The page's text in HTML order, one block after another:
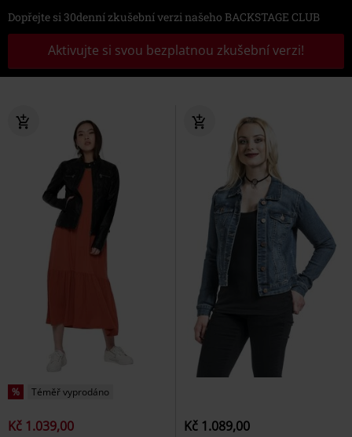
Dopřejte si 30denní zkušební verzi našeho BACKSTAGE CLUB
Aktivujte si svou bezplatnou zkušební verzi!
% Téměř vyprodáno
Kč 1.039,00 Kč 1.089,00